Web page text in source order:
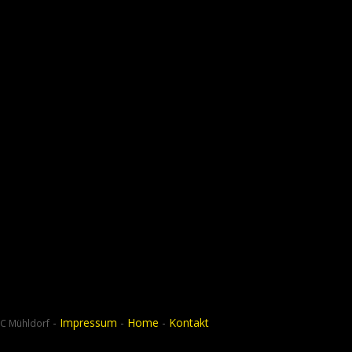
Mühldorf - Impressum - Home - Kontakt